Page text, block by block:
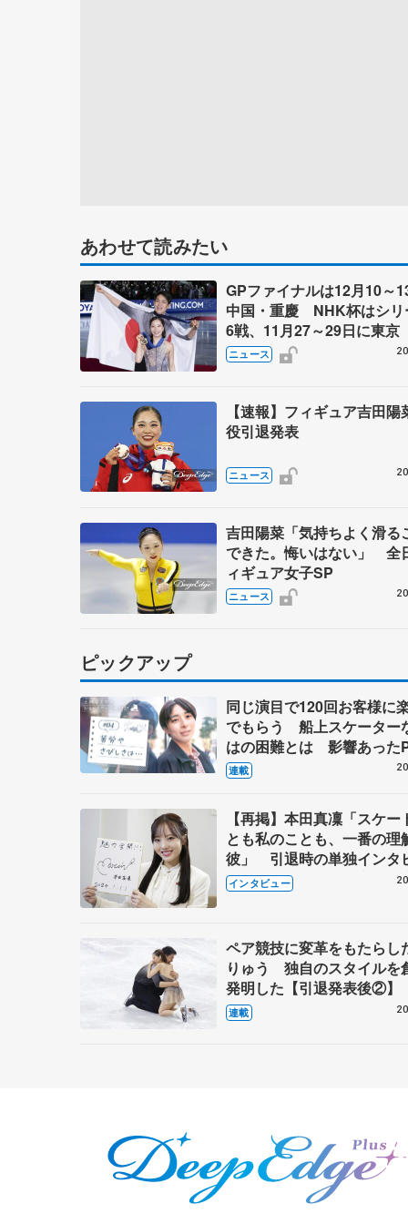
あわせて読みたい
GPファイナルは12月10～
中国・重慶 NHK杯はシリ
6戦、11月27～29日に東
～27年シーズン、国際スケ
盟発表
ニュース
【速報】フィギュア吉田陽
役引退発表
ニュース
吉田陽菜「気持ちよく滑る
できた。悔いはない」 全
ィギュア女子SP
ニュース
ピックアップ
同じ演目で120回お客様に
でもらう 船上スケーター
はの困難とは 影響あった
キャプテン松永さんの存在
連載
【再掲】本田真凜「スケー
とも私のことも、一番の理
彼」 引退時の単独インタ
で語った競技人生や家族、
これからの夢…
インタビュー
ペア競技に変革をもたらし
りゅう 独自のスタイルを
発明した【引退発表後②】
連載